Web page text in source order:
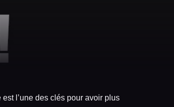
l’une des clés pour avoir plus